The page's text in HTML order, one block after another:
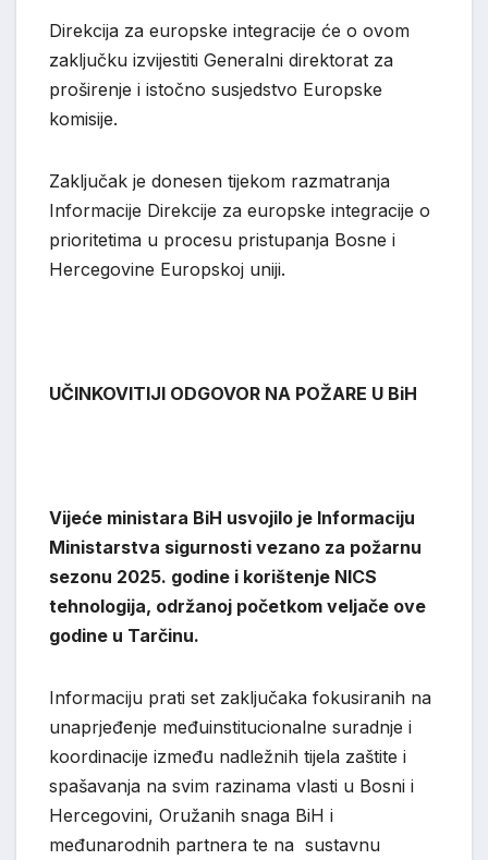
Direkcija za europske integracije će o ovom
zaključku izvijestiti Generalni direktorat za
proširenje i istočno susjedstvo Europske
komisije.
Zaključak je donesen tijekom razmatranja
Informacije Direkcije za europske integracije o
prioritetima u procesu pristupanja Bosne i
Hercegovine Europskoj uniji.
UČINKOVITIJI ODGOVOR NA POŽARE U BiH
Vijeće ministara BiH usvojilo je Informaciju
Ministarstva sigurnosti vezano za požarnu
sezonu 2025. godine i korištenje NICS
tehnologija, održanoj početkom veljače ove
godine u Tarčinu.
Informaciju prati set zaključaka fokusiranih na
unaprjeđenje međuinstitucionalne suradnje i
koordinacije između nadležnih tijela zaštite i
spašavanja na svim razinama vlasti u Bosni i
Hercegovini, Oružanih snaga BiH i
međunarodnih partnera te na sustavnu